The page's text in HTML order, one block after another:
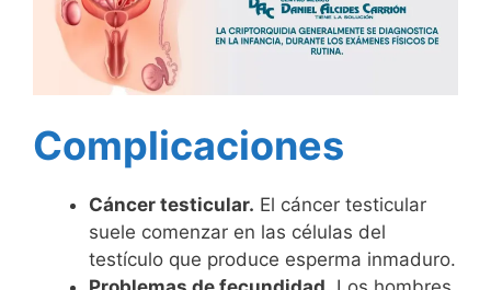
Complicaciones
Cáncer testicular. El cáncer testicular
suele comenzar en las células del
testículo que produce esperma inmaduro.